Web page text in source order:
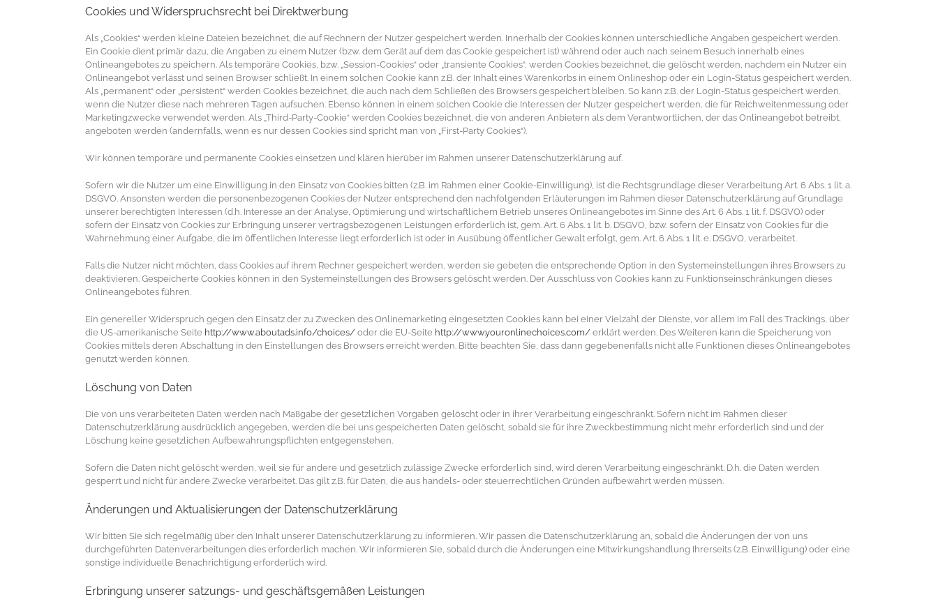
Cookies und Widerspruchsrecht bei Direktwerbung
Als „Cookies“ werden kleine Dateien bezeichnet, die auf Rechnern der Nutzer gespeichert werden. Innerhalb der Cookies können unterschiedliche Angaben gespeichert werden.
Ein Cookie dient primär dazu, die Angaben zu einem Nutzer (bzw. dem Gerät auf dem das Cookie gespeichert ist) während oder auch nach seinem Besuch innerhalb eines
Onlineangebotes zu speichern. Als temporäre Cookies, bzw. „Session-Cookies“ oder „transiente Cookies“, werden Cookies bezeichnet, die gelöscht werden, nachdem ein Nutzer ein
Onlineangebot verlässt und seinen Browser schließt. In einem solchen Cookie kann z.B. der Inhalt eines Warenkorbs in einem Onlineshop oder ein Login-Status gespeichert werden.
Als „permanent“ oder „persistent“ werden Cookies bezeichnet, die auch nach dem Schließen des Browsers gespeichert bleiben. So kann z.B. der Login-Status gespeichert werden,
wenn die Nutzer diese nach mehreren Tagen aufsuchen. Ebenso können in einem solchen Cookie die Interessen der Nutzer gespeichert werden, die für Reichweitenmessung oder
Marketingzwecke verwendet werden. Als „Third-Party-Cookie“ werden Cookies bezeichnet, die von anderen Anbietern als dem Verantwortlichen, der das Onlineangebot betreibt,
angeboten werden (andernfalls, wenn es nur dessen Cookies sind spricht man von „First-Party Cookies“).
Wir können temporäre und permanente Cookies einsetzen und klären hierüber im Rahmen unserer Datenschutzerklärung auf.
Sofern wir die Nutzer um eine Einwilligung in den Einsatz von Cookies bitten (z.B. im Rahmen einer Cookie-Einwilligung), ist die Rechtsgrundlage dieser Verarbeitung Art. 6 Abs. 1 lit. a.
DSGVO. Ansonsten werden die personenbezogenen Cookies der Nutzer entsprechend den nachfolgenden Erläuterungen im Rahmen dieser Datenschutzerklärung auf Grundlage
unserer berechtigten Interessen (d.h. Interesse an der Analyse, Optimierung und wirtschaftlichem Betrieb unseres Onlineangebotes im Sinne des Art. 6 Abs. 1 lit. f. DSGVO) oder
sofern der Einsatz von Cookies zur Erbringung unserer vertragsbezogenen Leistungen erforderlich ist, gem. Art. 6 Abs. 1 lit. b. DSGVO, bzw. sofern der Einsatz von Cookies für die
Wahrnehmung einer Aufgabe, die im öffentlichen Interesse liegt erforderlich ist oder in Ausübung öffentlicher Gewalt erfolgt, gem. Art. 6 Abs. 1 lit. e. DSGVO, verarbeitet.
Falls die Nutzer nicht möchten, dass Cookies auf ihrem Rechner gespeichert werden, werden sie gebeten die entsprechende Option in den Systemeinstellungen ihres Browsers zu
deaktivieren. Gespeicherte Cookies können in den Systemeinstellungen des Browsers gelöscht werden. Der Ausschluss von Cookies kann zu Funktionseinschränkungen dieses
Onlineangebotes führen.
Ein genereller Widerspruch gegen den Einsatz der zu Zwecken des Onlinemarketing eingesetzten Cookies kann bei einer Vielzahl der Dienste, vor allem im Fall des Trackings, über
die US-amerikanische Seite http://www.aboutads.info/choices/ oder die EU-Seite http://www.youronlinechoices.com/ erklärt werden. Des Weiteren kann die Speicherung von
Cookies mittels deren Abschaltung in den Einstellungen des Browsers erreicht werden. Bitte beachten Sie, dass dann gegebenenfalls nicht alle Funktionen dieses Onlineangebotes
genutzt werden können.
Löschung von Daten
Die von uns verarbeiteten Daten werden nach Maßgabe der gesetzlichen Vorgaben gelöscht oder in ihrer Verarbeitung eingeschränkt. Sofern nicht im Rahmen dieser
Datenschutzerklärung ausdrücklich angegeben, werden die bei uns gespeicherten Daten gelöscht, sobald sie für ihre Zweckbestimmung nicht mehr erforderlich sind und der
Löschung keine gesetzlichen Aufbewahrungspflichten entgegenstehen.
Sofern die Daten nicht gelöscht werden, weil sie für andere und gesetzlich zulässige Zwecke erforderlich sind, wird deren Verarbeitung eingeschränkt. D.h. die Daten werden
gesperrt und nicht für andere Zwecke verarbeitet. Das gilt z.B. für Daten, die aus handels- oder steuerrechtlichen Gründen aufbewahrt werden müssen.
Änderungen und Aktualisierungen der Datenschutzerklärung
Wir bitten Sie sich regelmäßig über den Inhalt unserer Datenschutzerklärung zu informieren. Wir passen die Datenschutzerklärung an, sobald die Änderungen der von uns
durchgeführten Datenverarbeitungen dies erforderlich machen. Wir informieren Sie, sobald durch die Änderungen eine Mitwirkungshandlung Ihrerseits (z.B. Einwilligung) oder eine
sonstige individuelle Benachrichtigung erforderlich wird.
Erbringung unserer satzungs- und geschäftsgemäßen Leistungen